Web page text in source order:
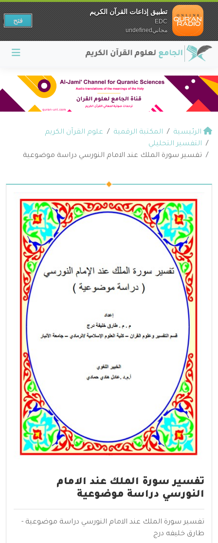
الرئيسية المكتبة الرقمية
علوم القرآن الكريم
التفسير التحليلي
تفسير سورة الملك عند الامام النورسي دراسة موضوعية
تفسير سورة الملك عند الامام
النورسي دراسة موضوعية
تفسير سورة الملك عند الامام النورسي دراسة موضوعية -
طارق خليفه درج
تطبيق إذاعات القرآن الكريم
EDC
مجانيundefined
فتح